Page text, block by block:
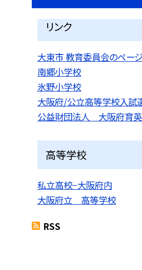
リンク
大東市 教育委員会のペー
南郷小学校
氷野小学校
大阪府/公立高等学校入試
公益財団法人 大阪府育
高等学校
私立高校−大阪府内
大阪府立 高等学校
RSS